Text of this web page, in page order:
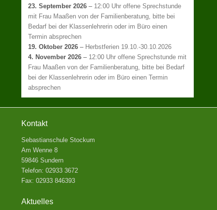
23. September 2026 – 12:00 Uhr offene Sprechstunde
mit Frau Maaßen von der Familienberatung, bitte bei
Bedarf bei der Klassenlehrerin oder im Büro einen
Termin absprechen
19. Oktober 2026 – Herbstferien 19.10.-30.10.2026
4. November 2026 – 12:00 Uhr offene Sprechstunde mit
Frau Maaßen von der Familienberatung, bitte bei Bedarf
bei der Klassenlehrerin oder im Büro einen Termin
absprechen
Kontakt
Sebastianschule Stockum
Am Wenne 8
59846 Sundern
Telefon: 02933 3672
Fax: 02933 846393
Aktuelles